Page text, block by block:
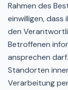
Rahmen des
einwilligen, dass
den
Betroffenen
ansprechen
Standorten
Verarbeitung